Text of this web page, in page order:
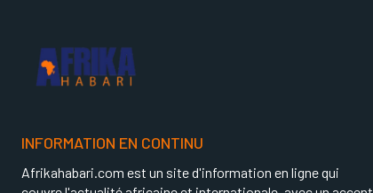
INFORMATION EN CONTINU
Afrikahabari.com est un site d'information en ligne qui